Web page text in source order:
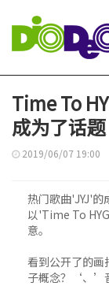
Time To
成为了话题
2019/06/07 19:00
热门歌曲'JYJ'的
以'Time To
意。
看到公开了的
子概念？‘、’